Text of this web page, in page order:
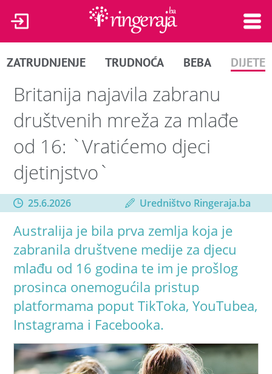
ZATRUDNJENJE TRUDNOĆA BEBA DIJETE
Britanija najavila zabranu
društvenih mreža za mlađe
od 16: `Vratićemo djeci
djetinjstvo`
25.6.2026 Uredništvo Ringeraja.ba
Australija je bila prva zemlja koja je
zabranila društvene medije za djecu
mlađu od 16 godina te im je prošlog
prosinca onemogućila pristup
platformama poput TikToka, YouTubea,
Instagrama i Facebooka.